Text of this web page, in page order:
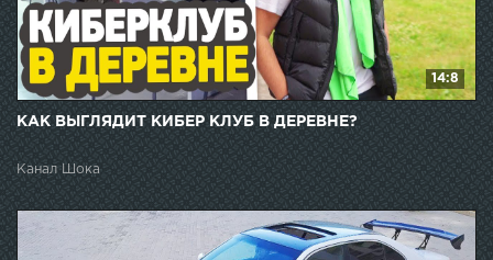
14:8
КАК ВЫГЛЯДИТ КИБЕР КЛУБ В ДЕРЕВНЕ?
Канал Шока